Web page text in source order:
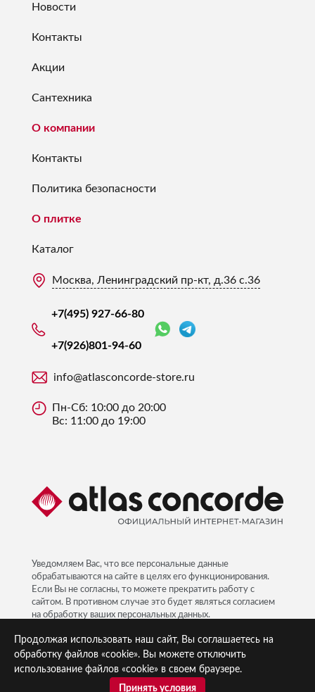
Уведомляем Вас, что все персональные данные
обрабатываются на сайте в целях его функционирования.
Если Вы не согласны, то можете прекратить работу с
сайтом. В противном случае это будет являться согласием
на обработку ваших персональных данных.
Новости
Контакты
Акции
Сантехника
О компании
Контакты
Политика безопасности
О плитке
Каталог
Москва, Ленинградский пр-кт, д.36 с.36
+7(495) 927-66-80
+7(926)801-94-60
info@atlasconcorde-store.ru
Пн-Сб: 10:00 до 20:00
Вс: 11:00 до 19:00
Продолжая использовать наш сайт, Вы соглашаетесь на
обработку файлов «cookie». Вы можете отключить
использование файлов «cookie» в своем браузере.
Принять условия